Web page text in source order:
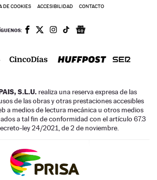
DE COOKIES ACCESIBILIDAD CONTACTO
S.L.U. realiza una reserva expresa de las
de las obras y otras prestaciones accesibles
a medios de lectura mecánica u otros medios
a tal fin de conformidad con el artículo 67.3
ley 24/2021, de 2 de noviembre.